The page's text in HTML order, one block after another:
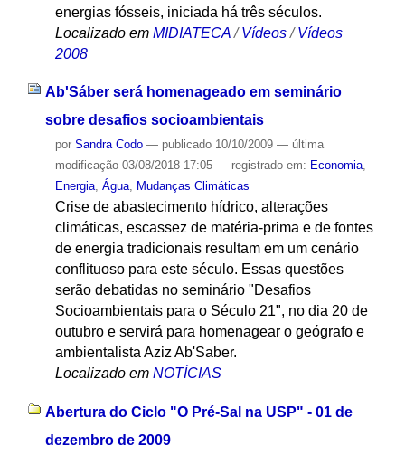
energias fósseis, iniciada há três séculos.
Localizado em MIDIATECA /Vídeos /Vídeos
2008
Ab'Sáber será homenageado em seminário
sobre desafios socioambientais
por Sandra Codo — publicado10/10/2009 — última
modificação03/08/2018 17:05 — registrado em: Economia,
Energia, Água, Mudanças Climáticas
Crise de abastecimento hídrico, alterações
climáticas, escassez de matéria-prima e de fontes
de energia tradicionais resultam em um cenário
conflituoso para este século. Essas questões
serão debatidas no seminário "Desafios
Socioambientais para o Século 21", no dia 20 de
outubro e servirá para homenagear o geógrafo e
ambientalista Aziz Ab'Saber.
Localizado em NOTÍCIAS
Abertura do Ciclo "O Pré-Sal na USP" - 01 de
dezembro de 2009